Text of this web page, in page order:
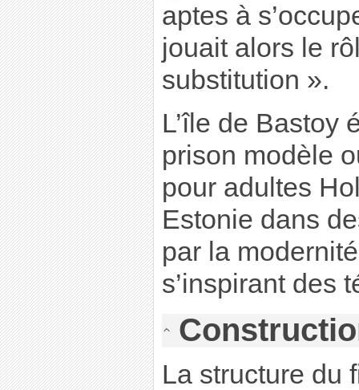
aptes à
jouait alors le
substitution ».
L’île de Bastoy
prison modèle
pour adultes
Estonie dans
par la
s’inspirant des
La structure du